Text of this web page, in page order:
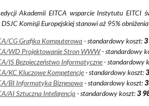
Akademii EITCA wsparcie Instytutu EITCI
Komisji Europejskiej stanowi aż 95%
CG Grafika Komputerowa- standardowy koszt:
WD Projektowanie Stron WWW- standardowy
IS Bezpieczeństwo Informatyczne- standardowy
KC Kluczowe Kompetencje- standardowy koszt:
BI Informatyka Biznesowa- standardowy koszt:
AI Sztuczna Inteligencja- standardowy koszt:3